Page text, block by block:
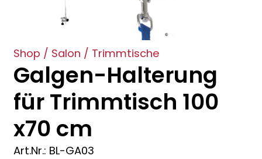
Shop / Salon / Trimmtische
Galgen-Halterung
für Trimmtisch 100
x70 cm
Art.Nr.: BL-GA03